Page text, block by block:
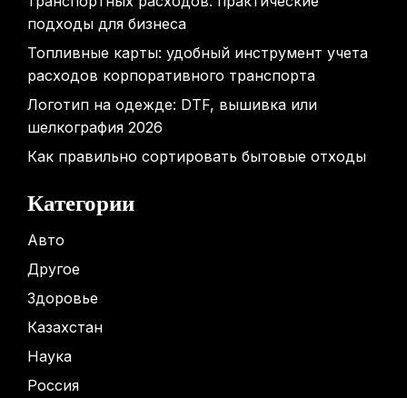
подходы для бизнеса
Топливные карты: удобный инструмент учета
расходов корпоративного транспорта
Логотип на одежде: DTF, вышивка или
шелкография 2026
Как правильно сортировать бытовые отходы
Категории
Авто
Другое
Здоровье
Казахстан
Наука
Россия